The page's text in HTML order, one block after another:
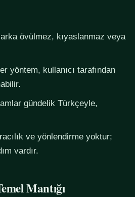
övülmez, kıyaslanmaz veya
yöntem, kullanıcı tarafından
gündelik Türkçeyle,
ve yönlendirme yoktur;
vardır.
Mantığı